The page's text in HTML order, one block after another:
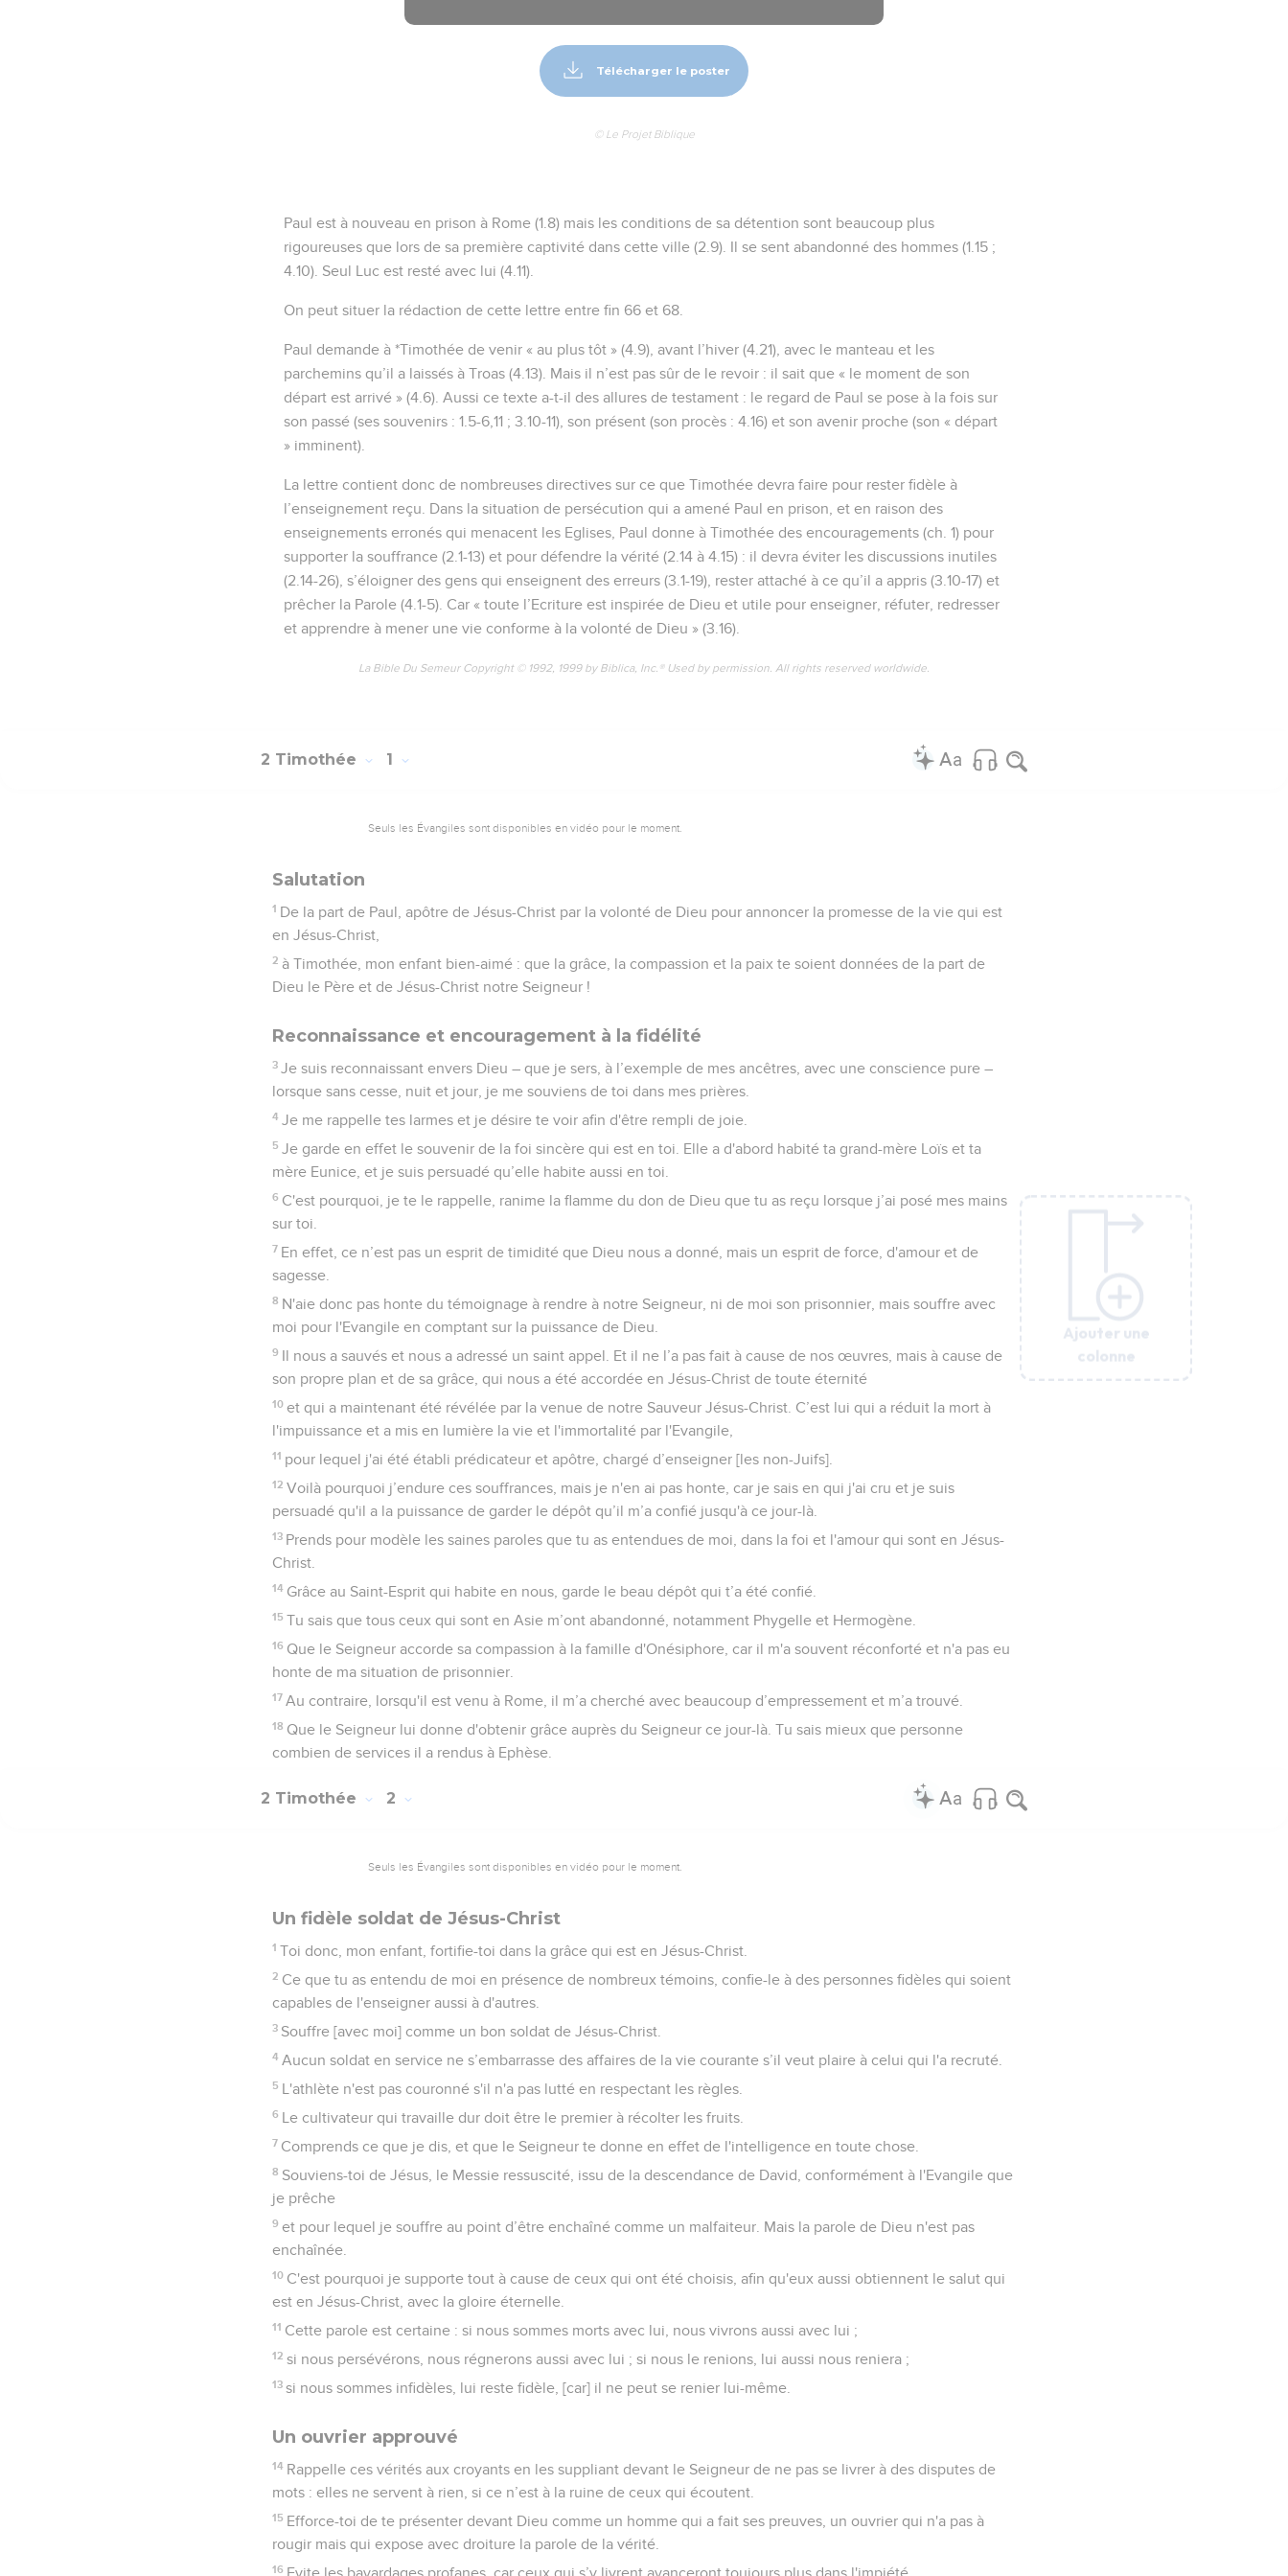
Ajouter une
colonne
Télécharger le poster
© Le Projet Biblique
Paul est à nouveau en prison à Rome (1.8) mais les conditions de sa détention sont beaucoup plus
rigoureuses que lors de sa première captivité dans cette ville (2.9). Il se sent abandonné des hommes (1.15 ;
4.10). Seul Luc est resté avec lui (4.11).
On peut situer la rédaction de cette lettre entre fin 66 et 68.
Paul demande à *Timothée de venir « au plus tôt » (4.9), avant l’hiver (4.21), avec le manteau et les
parchemins qu’il a laissés à Troas (4.13). Mais il n’est pas sûr de le revoir : il sait que « le moment de son
départ est arrivé » (4.6). Aussi ce texte a-t-il des allures de testament : le regard de Paul se pose à la fois sur
son passé (ses souvenirs : 1.5-6,11 ; 3.10-11), son présent (son procès : 4.16) et son avenir proche (son « départ
» imminent).
La lettre contient donc de nombreuses directives sur ce que Timothée devra faire pour rester fidèle à
l’enseignement reçu. Dans la situation de persécution qui a amené Paul en prison, et en raison des
enseignements erronés qui menacent les Eglises, Paul donne à Timothée des encouragements (ch. 1) pour
supporter la souffrance (2.1-13) et pour défendre la vérité (2.14 à 4.15) : il devra éviter les discussions inutiles
(2.14-26), s’éloigner des gens qui enseignent des erreurs (3.1-19), rester attaché à ce qu’il a appris (3.10-17) et
prêcher la Parole (4.1-5). Car « toute l’Ecriture est inspirée de Dieu et utile pour enseigner, réfuter, redresser
et apprendre à mener une vie conforme à la volonté de Dieu » (3.16).
La Bible Du Semeur Copyright © 1992, 1999 by Biblica, Inc.® Used by permission. All rights reserved worldwide.
2 Timothée 1
Seuls les Évangiles sont disponibles en vidéo pour le moment.
Salutation
1 De la part de Paul, apôtre de Jésus-Christ par la volonté de Dieu pour annoncer la promesse de la vie qui est
en Jésus-Christ,
2 à Timothée, mon enfant bien-aimé : que la grâce, la compassion et la paix te soient données de la part de
Dieu le Père et de Jésus-Christ notre Seigneur !
Reconnaissance et encouragement à la fidélité
3 Je suis reconnaissant envers Dieu – que je sers, à l’exemple de mes ancêtres, avec une conscience pure –
lorsque sans cesse, nuit et jour, je me souviens de toi dans mes prières.
4 Je me rappelle tes larmes et je désire te voir afin d'être rempli de joie.
5 Je garde en effet le souvenir de la foi sincère qui est en toi. Elle a d'abord habité ta grand-mère Loïs et ta
mère Eunice, et je suis persuadé qu’elle habite aussi en toi.
6 C'est pourquoi, je te le rappelle, ranime la flamme du don de Dieu que tu as reçu lorsque j’ai posé mes mains
sur toi.
7 En effet, ce n’est pas un esprit de timidité que Dieu nous a donné, mais un esprit de force, d'amour et de
sagesse.
8 N'aie donc pas honte du témoignage à rendre à notre Seigneur, ni de moi son prisonnier, mais souffre avec
moi pour l'Evangile en comptant sur la puissance de Dieu.
9 Il nous a sauvés et nous a adressé un saint appel. Et il ne l’a pas fait à cause de nos œuvres, mais à cause de
son propre plan et de sa grâce, qui nous a été accordée en Jésus-Christ de toute éternité
10 et qui a maintenant été révélée par la venue de notre Sauveur Jésus-Christ. C’est lui qui a réduit la mort à
l'impuissance et a mis en lumière la vie et l'immortalité par l'Evangile,
11 pour lequel j'ai été établi prédicateur et apôtre, chargé d’enseigner [les non-Juifs].
12 Voilà pourquoi j’endure ces souffrances, mais je n'en ai pas honte, car je sais en qui j'ai cru et je suis
persuadé qu'il a la puissance de garder le dépôt qu’il m’a confié jusqu'à ce jour-là.
13 Prends pour modèle les saines paroles que tu as entendues de moi, dans la foi et l'amour qui sont en Jésus-
Christ.
14 Grâce au Saint-Esprit qui habite en nous, garde le beau dépôt qui t’a été confié.
15 Tu sais que tous ceux qui sont en Asie m’ont abandonné, notamment Phygelle et Hermogène.
16 Que le Seigneur accorde sa compassion à la famille d'Onésiphore, car il m'a souvent réconforté et n'a pas eu
honte de ma situation de prisonnier.
17 Au contraire, lorsqu'il est venu à Rome, il m’a cherché avec beaucoup d’empressement et m’a trouvé.
18 Que le Seigneur lui donne d'obtenir grâce auprès du Seigneur ce jour-là. Tu sais mieux que personne
combien de services il a rendus à Ephèse.
Ajouter une
colonne
2 Timothée 2
Seuls les Évangiles sont disponibles en vidéo pour le moment.
Un fidèle soldat de Jésus-Christ
1 Toi donc, mon enfant, fortifie-toi dans la grâce qui est en Jésus-Christ.
2 Ce que tu as entendu de moi en présence de nombreux témoins, confie-le à des personnes fidèles qui soient
capables de l'enseigner aussi à d'autres.
3 Souffre [avec moi] comme un bon soldat de Jésus-Christ.
4 Aucun soldat en service ne s’embarrasse des affaires de la vie courante s’il veut plaire à celui qui l'a recruté.
5 L'athlète n'est pas couronné s'il n'a pas lutté en respectant les règles.
6 Le cultivateur qui travaille dur doit être le premier à récolter les fruits.
7 Comprends ce que je dis, et que le Seigneur te donne en effet de l'intelligence en toute chose.
8 Souviens-toi de Jésus, le Messie ressuscité, issu de la descendance de David, conformément à l'Evangile que
je prêche
9 et pour lequel je souffre au point d’être enchaîné comme un malfaiteur. Mais la parole de Dieu n'est pas
enchaînée.
10 C'est pourquoi je supporte tout à cause de ceux qui ont été choisis, afin qu'eux aussi obtiennent le salut qui
est en Jésus-Christ, avec la gloire éternelle.
11 Cette parole est certaine : si nous sommes morts avec lui, nous vivrons aussi avec lui ;
12 si nous persévérons, nous régnerons aussi avec lui ; si nous le renions, lui aussi nous reniera ;
13 si nous sommes infidèles, lui reste fidèle, [car] il ne peut se renier lui-même.
Un ouvrier approuvé
14 Rappelle ces vérités aux croyants en les suppliant devant le Seigneur de ne pas se livrer à des disputes de
mots : elles ne servent à rien, si ce n’est à la ruine de ceux qui écoutent.
15 Efforce-toi de te présenter devant Dieu comme un homme qui a fait ses preuves, un ouvrier qui n'a pas à
rougir mais qui expose avec droiture la parole de la vérité.
16 Evite les bavardages profanes, car ceux qui s’y livrent avanceront toujours plus dans l'impiété
Ajouter une
colonne
Ajouter une
colonne
Ajouter une
colonne